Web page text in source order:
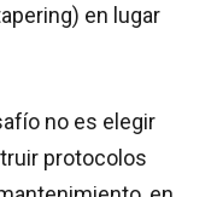
en lugar
no es elegir
protocolos